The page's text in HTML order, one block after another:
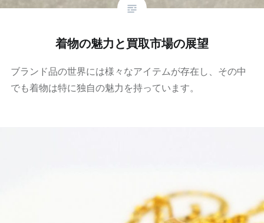
着物の魅力と買取市場の展望
ブランド品の世界には様々なアイテムが存在し、その中
でも着物は特に独自の魅力を持っています。